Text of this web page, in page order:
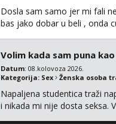
Dosla sam samo jer mi fali
bas jako dobar u beli , onda
Volim kada sam puna
Datum: 08.kolovoza 2026.
Kategorija: Sex Ženska osoba
Napaljena studentica traži
i nikada mi nije dosta seksa.